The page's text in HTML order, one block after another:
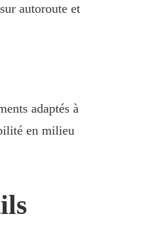
autoroute et
adaptés à
en milieu